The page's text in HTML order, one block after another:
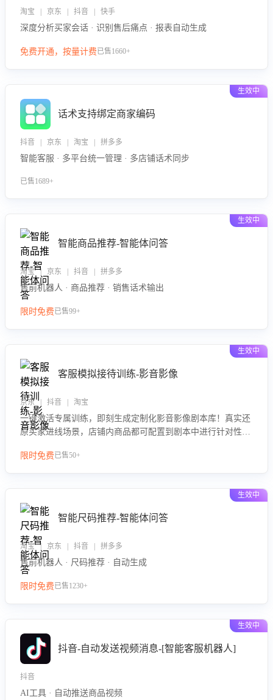
淘宝 | 京东 | 抖音 | 快手
深度分析买家会话 · 识别售后痛点 · 报表自动生成
免费开通，按量计费已售1660+
生效中
话术支持绑定商家编码
抖音 | 京东 | 淘宝 | 拼多多
智能客服 · 多平台统一管理 · 多店铺话术同步
已售1689+
生效中
智能商品推荐-智能体问答
淘宝 | 京东 | 抖音 | 拼多多
售前机器人 · 商品推荐 · 销售话术输出
限时免费已售99+
生效中
客服模拟接待训练-影音影像
京东 | 抖音 | 淘宝
一键激活专属训练，即刻生成定制化影音影像剧本库！真实还
原买家进线场景，店铺内商品都可配置到剧本中进行针对性训
即开通”，快速获取影音影像类目剧本，一键开启客服培训。
限时免费已售50+
生效中
智能尺码推荐-智能体问答
淘宝 | 京东 | 抖音 | 拼多多
售前机器人 · 尺码推荐 · 自动生成
限时免费已售1230+
生效中
抖音-自动发送视频消息-[智能客服机器人]
抖音
AI工具 · 自动推送商品视频